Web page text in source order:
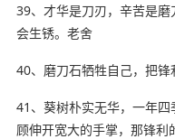
39、才华是刀刃，辛苦是
会生锈。老舍
40、磨刀石牺牲自己，把锋
41、葵树朴实无华，一年
顾伸开宽大的手掌，那锋利